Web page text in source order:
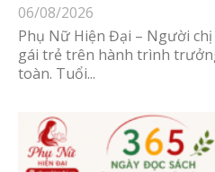
06/08/2026
Phụ Nữ Hiện Đại – Người
gái trẻ trên hành trình
toàn. Tuổi...